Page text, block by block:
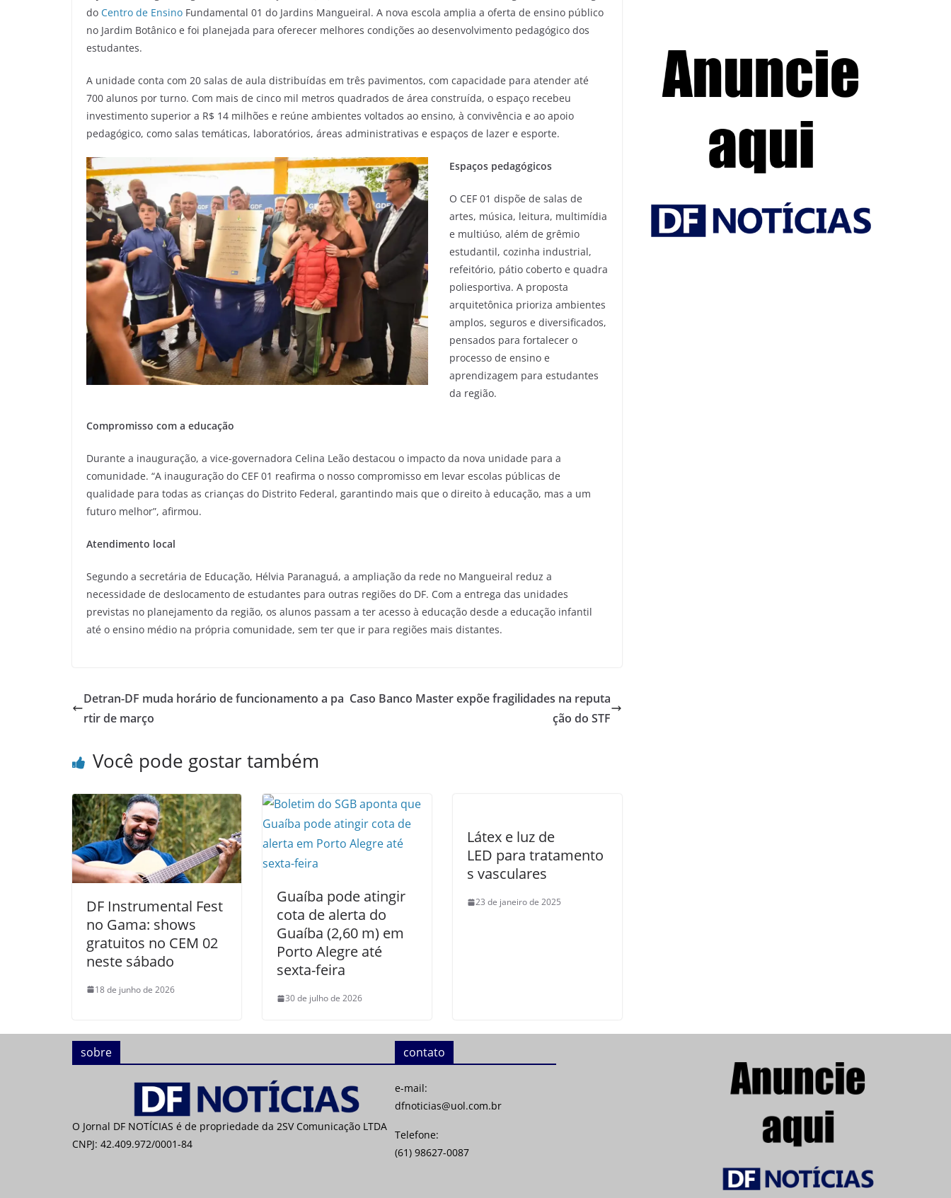
do Centro de Ensino Fundamental 01 do Jardins Mangueiral. A nova escola amplia a oferta de ensino público
no Jardim Botânico e foi planejada para oferecer melhores condições ao desenvolvimento pedagógico dos
estudantes.
A unidade conta com 20 salas de aula distribuídas em três pavimentos, com capacidade para atender até
700 alunos por turno. Com mais de cinco mil metros quadrados de área construída, o espaço recebeu
investimento superior a R$ 14 milhões e reúne ambientes voltados ao ensino, à convivência e ao apoio
pedagógico, como salas temáticas, laboratórios, áreas administrativas e espaços de lazer e esporte.
Espaços pedagógicos
O CEF 01 dispõe de salas de
artes, música, leitura, multimídia
e multiúso, além de grêmio
estudantil, cozinha industrial,
refeitório, pátio coberto e quadra
poliesportiva. A proposta
arquitetônica prioriza ambientes
amplos, seguros e diversificados,
pensados para fortalecer o
processo de ensino e
aprendizagem para estudantes
da região.
Compromisso com a educação
Durante a inauguração, a vice-governadora Celina Leão destacou o impacto da nova unidade para a
comunidade. “A inauguração do CEF 01 reafirma o nosso compromisso em levar escolas públicas de
qualidade para todas as crianças do Distrito Federal, garantindo mais que o direito à educação, mas a um
futuro melhor”, afirmou.
Atendimento local
Segundo a secretária de Educação, Hélvia Paranaguá, a ampliação da rede no Mangueiral reduz a
necessidade de deslocamento de estudantes para outras regiões do DF. Com a entrega das unidades
previstas no planejamento da região, os alunos passam a ter acesso à educação desde a educação infantil
até o ensino médio na própria comunidade, sem ter que ir para regiões mais distantes.
Detran-DF muda horário de funcionamento a pa
rtir de março
Caso Banco Master expõe fragilidades na reputa
ção do STF
Você pode gostar também
DF Instrumental Fest
no Gama: shows
gratuitos no CEM 02
neste sábado
18 de junho de 2026
Guaíba pode atingir
cota de alerta do
Guaíba (2,60 m) em
Porto Alegre até
sexta-feira
30 de julho de 2026
Látex e luz de
LED para tratamento
s vasculares
23 de janeiro de 2025
sobre
O Jornal DF NOTÍCIAS é de propriedade da 2SV Comunicação LTDA
CNPJ: 42.409.972/0001-84
contato
e-mail:
dfnoticias@uol.com.br
Telefone:
(61) 98627-0087